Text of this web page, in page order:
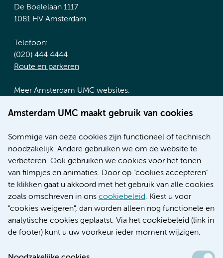
Amsterdam UMC maakt gebruik van cookies
Sommige van deze cookies zijn functioneel of technisch
noodzakelijk. Andere gebruiken we om de website te
verbeteren. Ook gebruiken we cookies voor het tonen
van filmpjes en animaties. Door op "cookies accepteren"
te klikken gaat u akkoord met het gebruik van alle cookies
zoals omschreven in ons cookiebeleid. Kiest u voor
"cookies weigeren", dan worden alleen nog functionele en
analytische cookies geplaatst. Via het cookiebeleid (link in
de footer) kunt u uw voorkeur ieder moment wijzigen.
De Boelelaan 1117
1081 HV Amsterdam
Telefoon:
(020) 444 4444
Route en parkeren
Meer Amsterdam UMC websites:
Werken bij Amsterdam UMC
Nieuws
Research
Educatie locatie AMC
Educatie locatie VUmc
Verwijzen & diagnostiek